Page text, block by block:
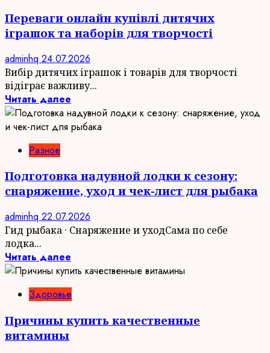
Переваги онлайн купівлі дитячих
іграшок та наборів для творчості
adminhq 24.07.2026
Вибір дитячих іграшок і товарів для творчості
відіграє важливу...
Читать далее
Разное
Подготовка надувной лодки к сезону:
снаряжение, уход и чек-лист для рыбака
adminhq 22.07.2026
Гид рыбака · Снаряжение и уходСама по себе
лодка...
Читать далее
Здоровье
Причины купить качественные
витамины